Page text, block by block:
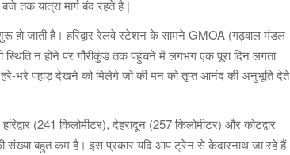
तक यात्रा मार्ग बंद रहते है |
हो जाती है। हरिद्वार रेलवे स्टेशन के सामने GMOA (गढ़वाल मंडल
न होने पर गौरीकुंड तक पहुंचने में लगभग एक पूरा दिन लगता
हरे-भरे पहाड़ देखने को मिलेगे जो की मन को तृप्त आनंद की अनुभूति देते
(241 किलोमीटर), देहरादून (257 किलोमीटर) और कोटद्वार
संख्या बहुत कम है। इस प्रकार यदि आप ट्रेन से केदारनाथ जा रहे हैं